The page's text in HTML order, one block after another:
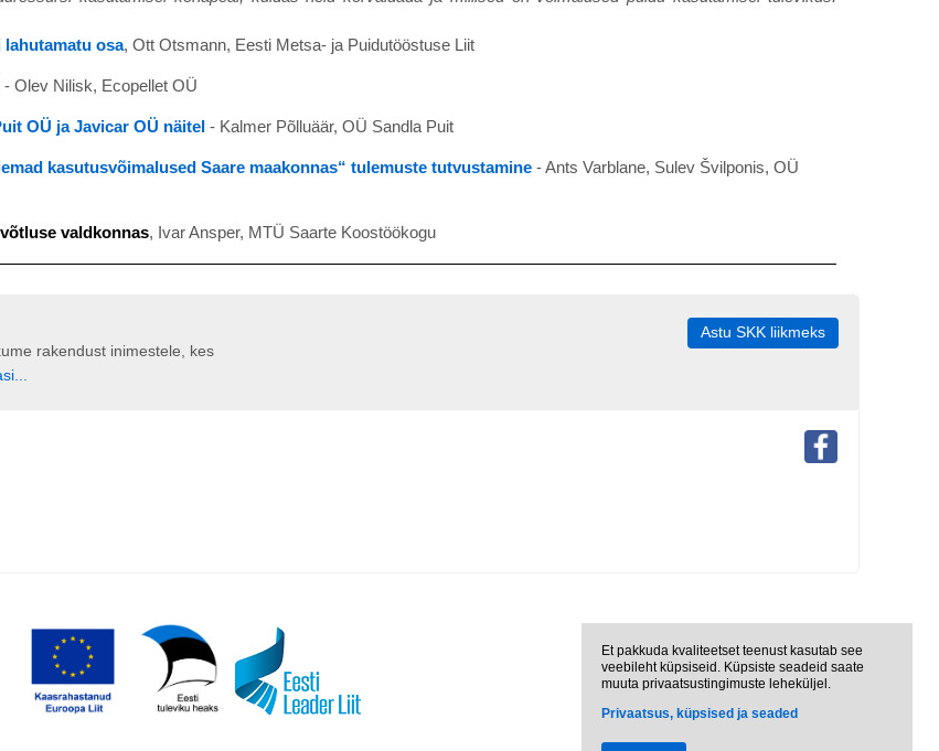
Et pakkuda kvaliteetset teenust kasutab see
veebileht küpsiseid. Küpsiste seadeid saate
muuta privaatsustingimuste leheküljel.
Privaatsus, küpsised ja seaded
osa, Ott Otsmann, Eesti Metsa- ja Puidutööstuse Liit
- Olev Nilisk, Ecopellet OÜ
OÜ ja Javicar OÜ näitel - Kalmer Põlluäär, OÜ Sandla Puit
kasutusvõimalused Saare maakonnas“ tulemuste tutvustamine - Ants Varblane, Sulev Švilponis, OÜ
valdkonnas, Ivar Ansper, MTÜ Saarte Koostöökogu
rakendust inimestele, kes
Astu SKK liikmeks